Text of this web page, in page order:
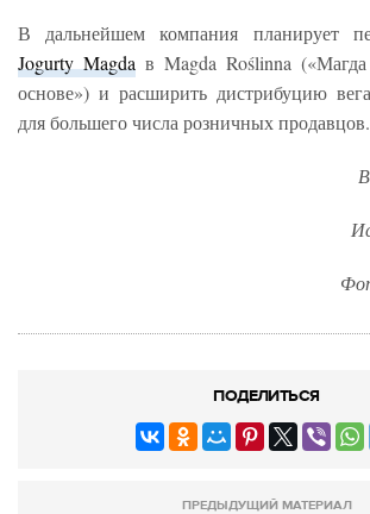
В дальнейшем компания планирует
Jogurty Magda в Magda Roślinna
основе») и расширить дистрибуцию
для большего числа розничных продавцов.
ПОДЕЛИТЬСЯ
ПРЕДЫДУЩИЙ МАТЕРИАЛ